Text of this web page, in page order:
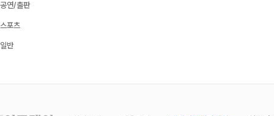
공연/출판
스포츠
일반